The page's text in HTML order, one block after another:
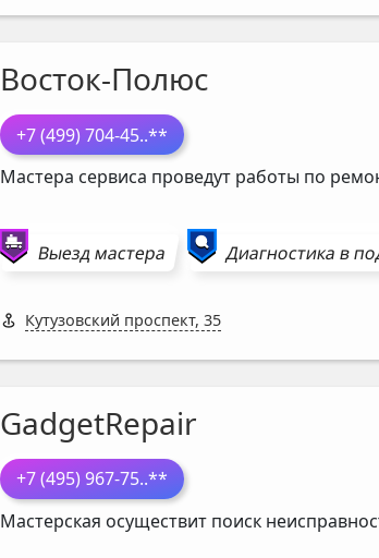
Восток-Полюс
+7 (499) 704-45..**
Мастера сервиса проведут работы по
Выезд мастера Диагностика в
Кутузовский проспект, 35
GadgetRepair
+7 (495) 967-75..**
Мастерская осуществит поиск